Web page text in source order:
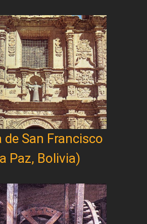
de San Francisco
Paz, Bolivia)